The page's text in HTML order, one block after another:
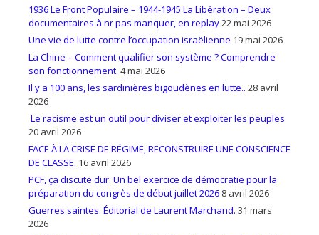
1936 Le Front Populaire – 1944-1945 La Libération – Deux
documentaires à nr pas manquer, en replay22 mai 2026
Une vie de lutte contre l’occupation israëlienne 19 mai 2026
La Chine – Comment qualifier son système ? Comprendre
son fonctionnement. 4 mai 2026
Il y a 100 ans, les sardinières bigoudènes en lutte.. 28 avril
2026
Le racisme est un outil pour diviser et exploiter les peuples
20 avril 2026
FACE À LA CRISE DE RÉGIME, RECONSTRUIRE UNE CONSCIENCE
DE CLASSE. 16 avril 2026
PCF, ça discute dur. Un bel exercice de démocratie pour la
préparation du congrès de début juillet 2026 8 avril 2026
Guerres saintes. Éditorial de Laurent Marchand. 31 mars
2026